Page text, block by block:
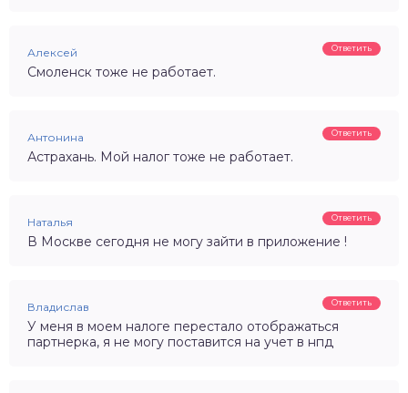
Алексей Ответить
Смоленск тоже не работает.
Антонина Ответить
Астрахань. Мой налог тоже не работает.
Наталья Ответить
В Москве сегодня не могу зайти в приложение !
Владислав Ответить
У меня в моем налоге перестало отображаться
партнерка, я не могу поставится на учет в нпд